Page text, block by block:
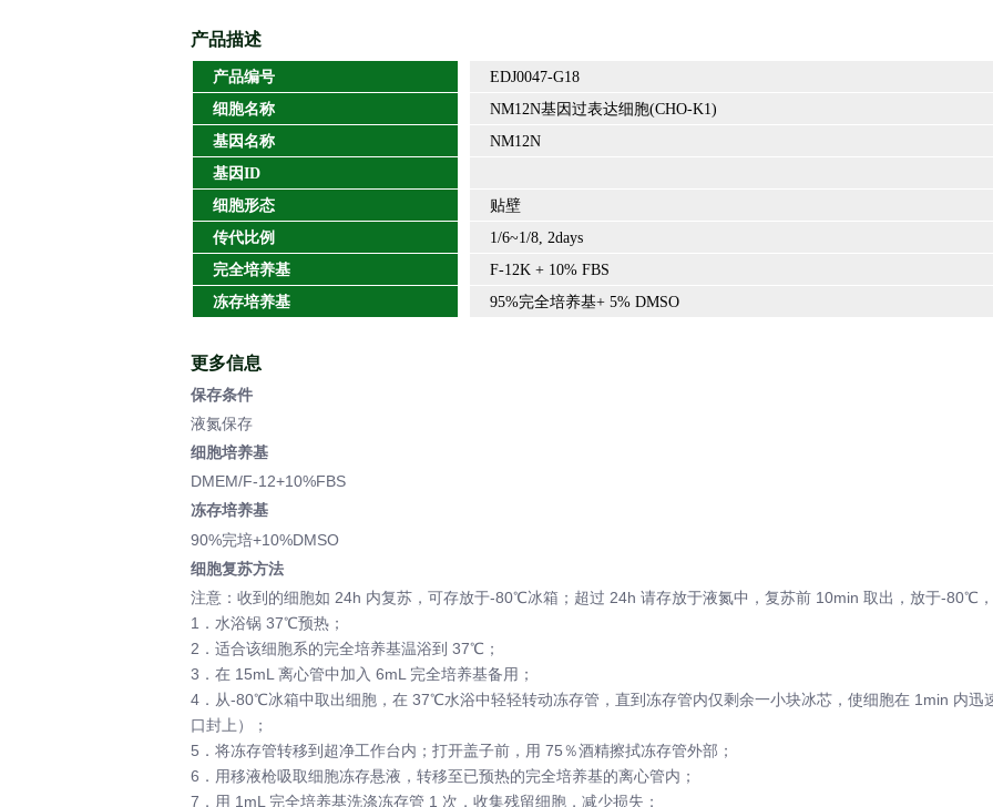
产品描述
产品编号
EDJ0047-G18
细胞名称
NM12N基因过表达细胞(CHO-K1)
基因名称
NM12N
基因ID
细胞形态
贴壁
传代比例
1/6~1/8, 2days
完全培养基
F-12K + 10% FBS
冻存培养基
95%完全培养基+ 5% DMSO
更多信息
保存条件
液氮保存
细胞培养基
DMEM/F-12+10%FBS
冻存培养基
90%完培+10%DMSO
细胞复苏方法
注意：收到的细胞如 24h 内复苏，可存放于-80℃冰箱；超过 24h 请存放于液氮中，复苏前 10min 取出，放于-80℃，
1．水浴锅 37℃预热；
2．适合该细胞系的完全培养基温浴到 37℃；
3．在 15mL 离心管中加入 6mL 完全培养基备用；
4．从-80℃冰箱中取出细胞，在 37℃水浴中轻轻转动冻存管，直到冻存管内仅剩余一小块冰芯，使细胞在 1min 内迅
口封上）；
5．将冻存管转移到超净工作台内；打开盖子前，用 75％酒精擦拭冻存管外部；
6．用移液枪吸取细胞冻存悬液，转移至已预热的完全培养基的离心管内；
7．用 1mL 完全培养基洗涤冻存管 1 次，收集残留细胞，减少损失；